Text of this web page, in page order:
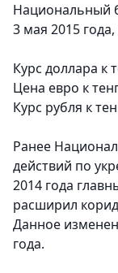
Национальный
3 мая 2015
Курс доллара к
Цена евро к
Курс рубля к
Ранее
действий по
2014 года
расширил
Данное
года.